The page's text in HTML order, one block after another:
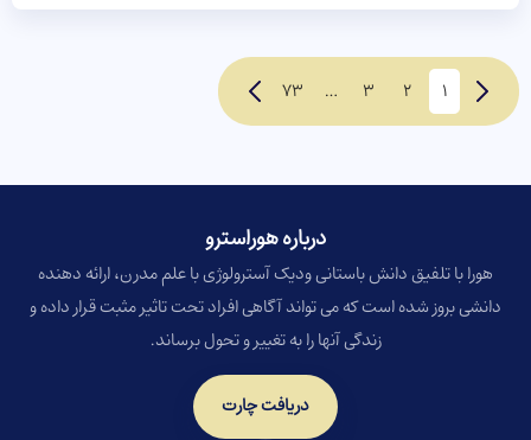
1
2
3
…
73
درباره هوراسترو​
هورا با تلفیق دانش باستانی ودیک آسترولوژی با علم مدرن، ارائه دهنده
دانشی بروز شده است که می تواند آگاهی افراد تحت تاثیر مثبت قرار داده و
زندگی آنها را به تغییر و تحول برساند.
دریافت چارت